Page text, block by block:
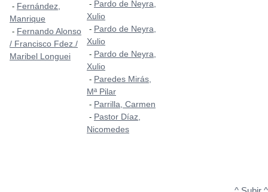
- Fernández,
Manrique
- Fernando Alonso
/ Francisco Fdez./
Maribel Longuei
- Pardo de Neyra,
Xulio
- Pardo de Neyra,
Xulio
- Pardo de Neyra,
Xulio
- Paredes Mirás,
Mª Pilar
- Parrilla, Carmen
- Pastor Díaz,
Nicomedes